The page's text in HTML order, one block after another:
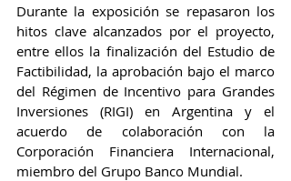
Durante la exposición se repasaron los
hitos clave alcanzados por el proyecto,
entre ellos la finalización del Estudio de
Factibilidad, la aprobación bajo el marco
del Régimen de Incentivo para Grandes
Inversiones (RIGI) en Argentina y el
acuerdo de colaboración con la
Corporación Financiera Internacional,
miembro del Grupo Banco Mundial.